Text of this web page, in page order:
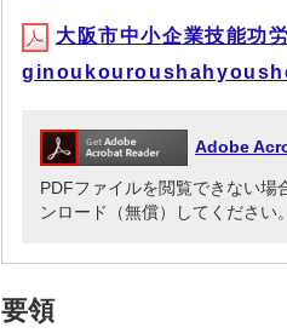
大阪市中小企業技能功
Adobe
PDFファイルを閲覧できない
ンロード（無償）してください。
要領